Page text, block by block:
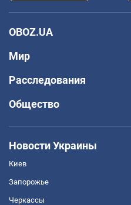
OBOZ.UA
Мир
Расследования
Общество
Новости Украины
Киев
Запорожье
Черкассы